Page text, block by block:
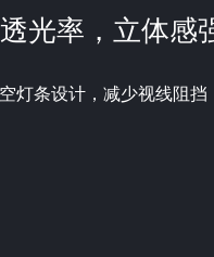
光率，立体感
灯条设计，减少视线阻